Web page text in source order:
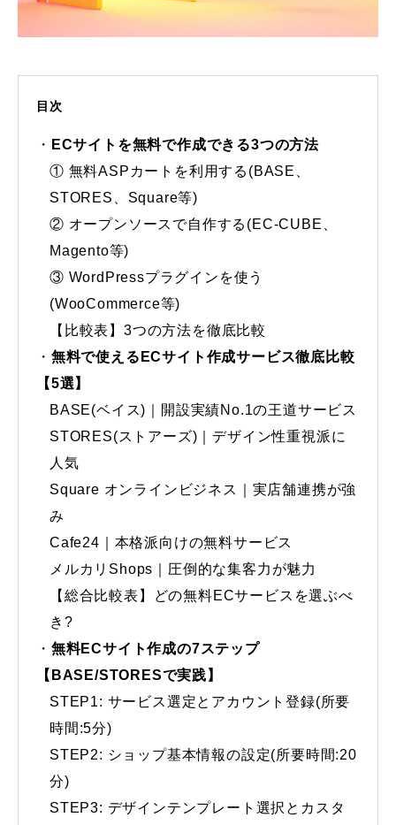
目次
ECサイトを無料で作成できる3つの方法
① 無料ASPカートを利用する(BASE、
STORES、Square等)
② オープンソースで自作する(EC-CUBE、
Magento等)
③ WordPressプラグインを使う
(WooCommerce等)
【比較表】3つの方法を徹底比較
無料で使えるECサイト作成サービス徹底比較
【5選】
BASE(ベイス)｜開設実績No.1の王道サービス
STORES(ストアーズ)｜デザイン性重視派に
人気
Square オンラインビジネス｜実店舗連携が強
み
Cafe24｜本格派向けの無料サービス
メルカリShops｜圧倒的な集客力が魅力
【総合比較表】どの無料ECサービスを選ぶべ
き?
無料ECサイト作成の7ステップ
【BASE/STORESで実践】
STEP1: サービス選定とアカウント登録(所要
時間:5分)
STEP2: ショップ基本情報の設定(所要時間:20
分)
STEP3: デザインテンプレート選択とカスタ